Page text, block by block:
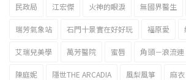
民政局 江宏傑 火神的眼淚 無國界醫生
瑞芳氣象站 石門十景實在好好玩 福原愛
艾瑞兒美學 萬芳醫院 蜜唇 角頭－浪流連
陳庭妮 隱世THE ARCADIA 風梨風箏 麻衣